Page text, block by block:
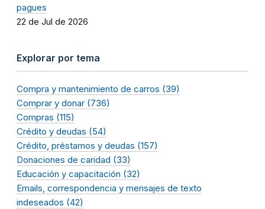
pagues
22 de Jul de 2026
Explorar por tema
Compra y mantenimiento de carros (39)
Comprar y donar (736)
Compras (115)
Crédito y deudas (54)
Crédito, préstamos y deudas (157)
Donaciones de caridad (33)
Educación y capacitación (32)
Emails, correspondencia y mensajes de texto
indeseados (42)